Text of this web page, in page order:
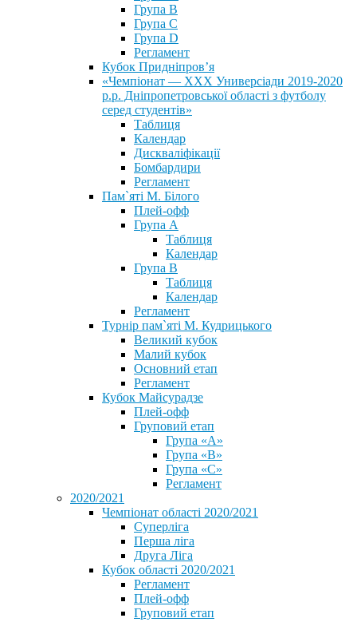
Група В
Група С
Група D
Регламент
Кубок Придніпров’я
«Чемпіонат — ХХХ Универсіади 2019-2020
р.р. Дніпропетровської області з футболу
серед студентів»
Таблиця
Календар
Дискваліфікації
Бомбардири
Регламент
Пам`яті М. Білого
Плей-офф
Група А
Таблиця
Календар
Група В
Таблиця
Календар
Регламент
Турнір пам`яті М. Кудрицького
Великий кубок
Малий кубок
Основний етап
Регламент
Кубок Майсурадзе
Плей-офф
Груповий етап
Група «А»
Група «B»
Група «C»
Регламент
2020/2021
Чемпіонат області 2020/2021
Суперліга
Перша ліга
Друга Ліга
Кубок області 2020/2021
Регламент
Плей-офф
Груповий етап